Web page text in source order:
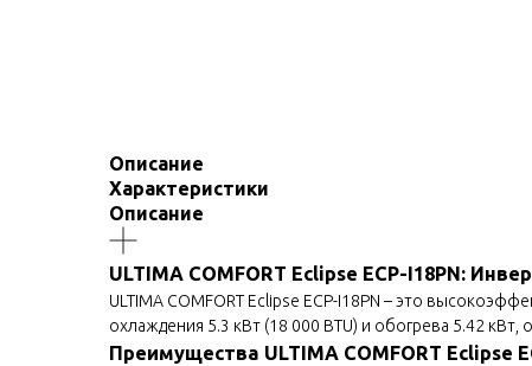
Описание
Характеристики
Описание
ULTIMA COMFORT Eclipse ECP-I18PN:
ULTIMA COMFORT Eclipse ECP-I18PN – это
охлаждения 5.3 кВт (18 000 BTU) и обогрева 5.42
Преимущества ULTIMA COMFORT Eclipse